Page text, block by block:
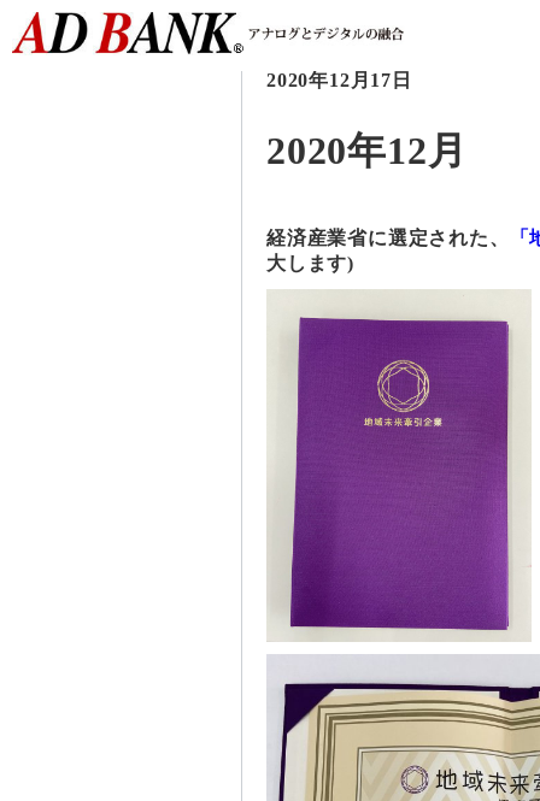
2020年12月17日
2020年12月
経済産業省に選定された、
大します)